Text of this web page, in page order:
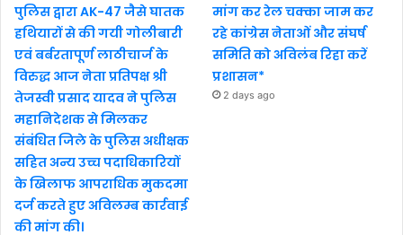
पुलिस द्वारा AK-47 जैसे घातक
हथियारों से की गयी गोलीबारी
एवं बर्बरतापूर्ण लाठीचार्ज के
विरुद्ध आज नेता प्रतिपक्ष श्री
तेजस्वी प्रसाद यादव ने पुलिस
महानिदेशक से मिलकर
संबंधित जिले के पुलिस अधीक्षक
सहित अन्य उच्च पदाधिकारियों
के खिलाफ आपराधिक मुकदमा
दर्ज करते हुए अविलम्ब कार्रवाई
की मांग की।
मांग कर रेल चक्का जाम कर
रहे कांग्रेस नेताओं और संघर्ष
समिति को अविलंब रिहा करें
प्रशासन*
2 days ago